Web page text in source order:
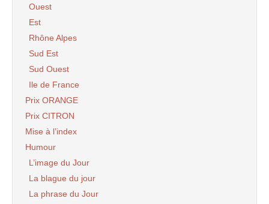
Ouest
Est
Rhône Alpes
Sud Est
Sud Ouest
Ile de France
Prix ORANGE
Prix CITRON
Mise à l’index
Humour
L’image du Jour
La blague du jour
La phrase du Jour